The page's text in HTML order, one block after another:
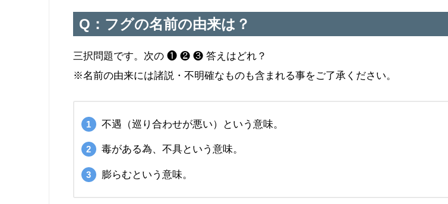
Q：フグの名前の由来は？
三択問題です。次の ❶ ❷ ❸ 答えはどれ？
※名前の由来には諸説・不明確なものも含まれる事をご了承ください。
不遇（巡り合わせが悪い）という意味。
毒がある為、不具という意味。
膨らむという意味。